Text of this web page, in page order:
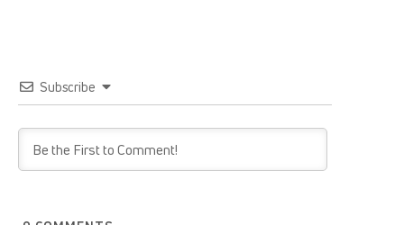
Subscribe